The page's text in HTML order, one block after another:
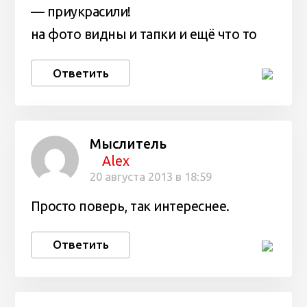
— приукрасили!
на фото видны и тапки и ещё что то
Ответить
Мыслитель
Alex
20 августа 2013 в 18:59
Просто поверь, так интереснее.
Ответить